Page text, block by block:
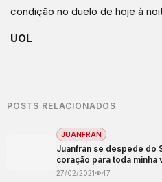
condição no duelo de hoje à
UOL
POSTS RELACIONADOS
JUANFRAN
Juanfran se despede do
coração para toda minha
27/02/2021 47